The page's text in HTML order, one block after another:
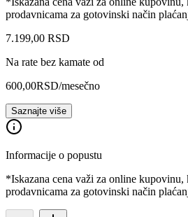
prodavnicama za gotovinski način
7.199,00 RSD
Na rate bez kamate od
600,00RSD/mesečno
Saznajte više
Informacije o popustu
*Iskazana cena važi za online
prodavnicama za gotovinski način